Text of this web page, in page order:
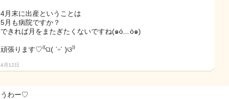
4月末に出産ということは
5月も病院ですか？
できれば月をまたぎたくないですね(๑ó﹏ò๑)
頑張ります♡⁽⁽ଘ( ˊᵕˋ )ଓ⁾⁾
4月12日
うわー♡